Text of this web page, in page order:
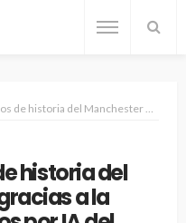
gracias a la restauración de fotos por IA del nuevo HONOR Magic7 Pro
historia del
a la